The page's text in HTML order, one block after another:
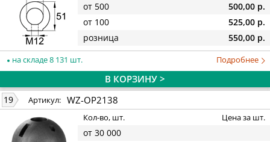
от 500
500,00 р.
от 100
525,00 р.
розница
550,00 р.
на складе 8 131 шт. Подробнее
В КОРЗИНУ >
19 Артикул: WZ-OP2138
Кол-во, шт. Цена за шт.
от 30 000